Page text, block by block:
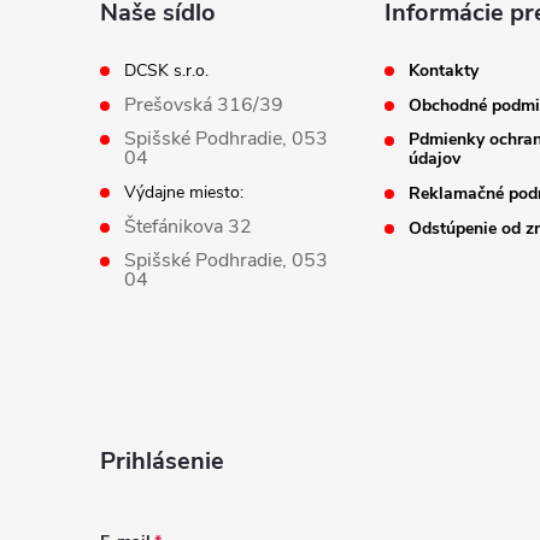
Naše sídlo
DCSK s.r.o.
Prešovská 316/39
Spišské Podhradie, 053
04
Výdajne miesto:
Štefánikova 32
Spišské Podhradie, 053
04
Informácie
Kontakty
Obchodné
Pdmienky
údajov
Reklamačné
Odstúpenie od
Prihlásenie